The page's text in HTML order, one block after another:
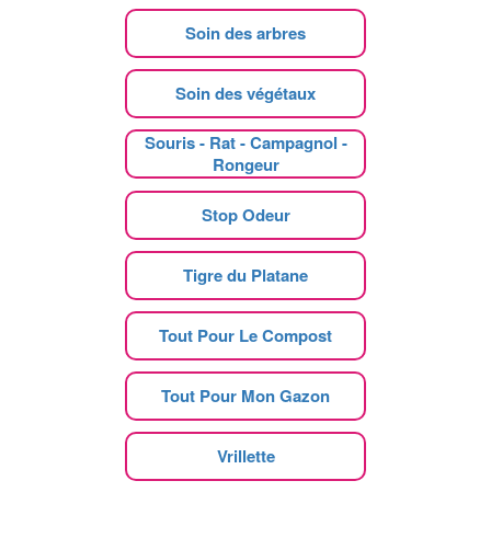
Soin des arbres
Soin des végétaux
Souris - Rat - Campagnol -
Rongeur
Stop Odeur
Tigre du Platane
Tout Pour Le Compost
Tout Pour Mon Gazon
Vrillette